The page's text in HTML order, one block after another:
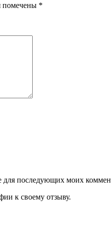
помечены *
для последующих моих
к своему отзыву.